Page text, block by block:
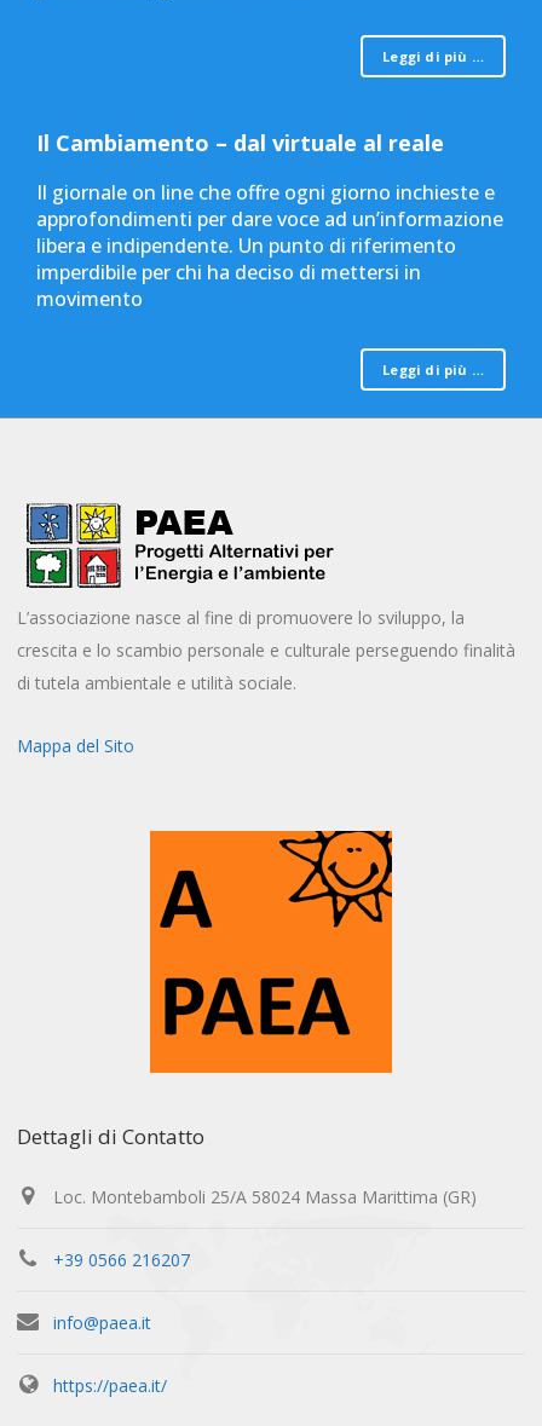
Leggi di più …
Il Cambiamento – dal virtuale al reale
Il giornale on line che offre ogni giorno inchieste e
approfondimenti per dare voce ad un’informazione
libera e indipendente. Un punto di riferimento
imperdibile per chi ha deciso di mettersi in
movimento
Leggi di più …
L’associazione nasce al fine di promuovere lo sviluppo, la
crescita e lo scambio personale e culturale perseguendo finalità
di tutela ambientale e utilità sociale.
Mappa del Sito
Dettagli di Contatto
Loc. Montebamboli 25/A 58024 Massa Marittima (GR)
+39 0566 216207
info@paea.it
https://paea.it/